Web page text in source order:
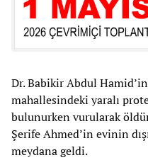
Dr. Babikir Abdul
mahallesindeki yaralı
bulunurken vurularak
Şerife Ahmed’in evinin
meydana geldi.